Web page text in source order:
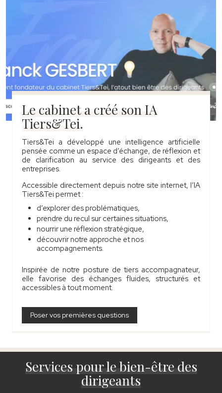
Le cabinet a créé son IA
Tiers&Tei.
Tiers&Tei a développé une intelligence artificielle
pensée comme un espace d’échange, de réflexion et
de clarification au service des dirigeants et des
entreprises.
Accessible directement depuis notre site internet, l’IA
Tiers&Tei permet :
d’explorer des problématiques,
prendre du recul sur certaines situations,
nourrir une réflexion stratégique,
découvrir notre approche et nos
accompagnements.
Inspirée de notre posture de tiers accompagnateur,
elle favorise des échanges fluides, structurés et
accessibles à tout moment.
Poser vos premières questions
Services pour le bien-être des
dirigeants